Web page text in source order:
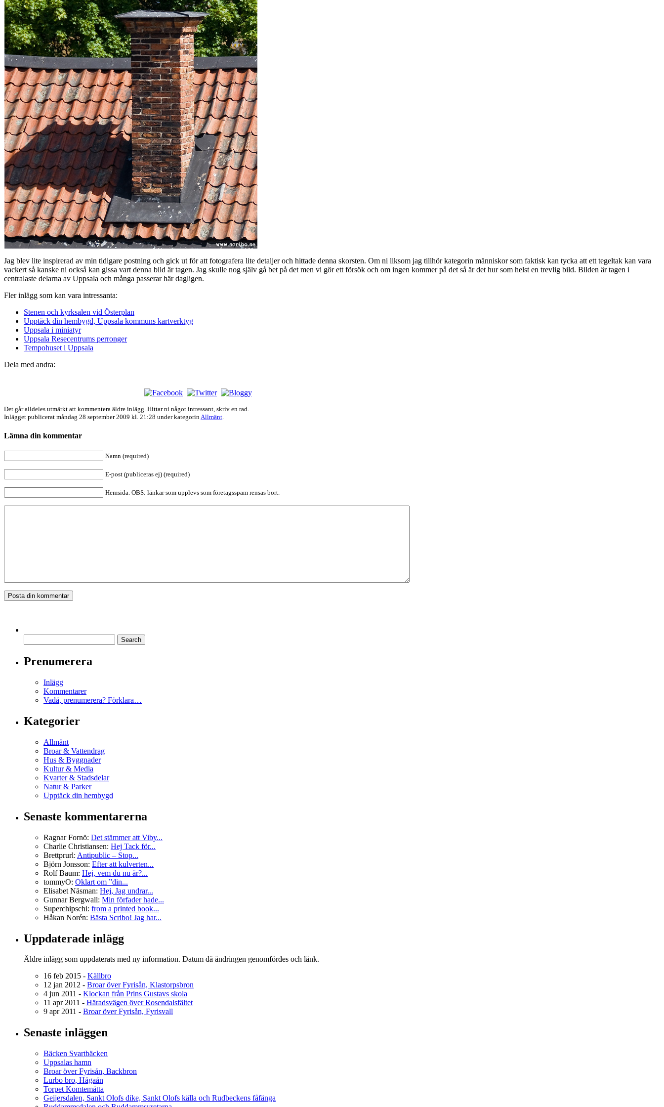
Jag blev lite inspirerad av min tidigare postning och gick ut för att fotografera lite detaljer och hittade denna skorsten. Om ni liksom jag tillhör kategorin människor som faktisk kan tycka att ett tegeltak kan vara
vackert så kanske ni också kan gissa vart denna bild är tagen. Jag skulle nog själv gå bet på det men vi gör ett försök och om ingen kommer på det så är det hur som helst en trevlig bild. Bilden är tagen i
centralaste delarna av Uppsala och många passerar här dagligen.
Fler inlägg som kan vara intressanta:
Stenen och kyrksalen vid Österplan
Upptäck din hembygd, Uppsala kommuns kartverktyg
Uppsala i miniatyr
Uppsala Resecentrums perronger
Tempohuset i Uppsala
Dela med andra:
Det går alldeles utmärkt att kommentera äldre inlägg. Hittar ni något intressant, skriv en rad.
Inlägget publicerat måndag 28 september 2009 kl. 21:28 under kategorin Allmänt
Lämna din kommentar
Namn (required)
E-post (publiceras ej) (required)
Hemsida. OBS: länkar som upplevs som företagsspam rensas bort.
Prenumerera
Inlägg
Kommentarer
Vadå, prenumerera? Förklara…
Kategorier
Allmänt
Broar & Vattendrag
Hus & Byggnader
Kultur & Media
Kvarter & Stadsdelar
Natur & Parker
Upptäck din hembygd
Senaste kommentarerna
Ragnar Fornö: Det stämmer att Viby...
Charlie Christiansen: Hej Tack för...
Brettprurl: Antipublic – Stop...
Björn Jonsson: Efter att kulverten...
Rolf Baum: Hej, vem du nu är?...
tommyO: Oklart om ”din...
Elisabet Näsman: Hej, Jag undrar...
Gunnar Bergwall: Min förfader hade...
Superchipschi: from a printed book...
Håkan Norén: Bästa Scribo! Jag har...
Uppdaterade inlägg
Äldre inlägg som uppdaterats med ny information. Datum då ändringen genomfördes och länk.
16 feb 2015 - Källbro
12 jan 2012 - Broar över Fyrisån, Klastorpsbron
4 jun 2011 - Klockan från Prins Gustavs skola
11 apr 2011 - Häradsvägen över Rosendalsfältet
9 apr 2011 - Broar över Fyrisån, Fyrisvall
Senaste inläggen
Bäcken Svartbäcken
Uppsalas hamn
Broar över Fyrisån, Backbron
Lurbo bro, Hågaån
Torpet Komtemåtta
Geijersdalen, Sankt Olofs dike, Sankt Olofs källa och Rudbeckens fåfänga